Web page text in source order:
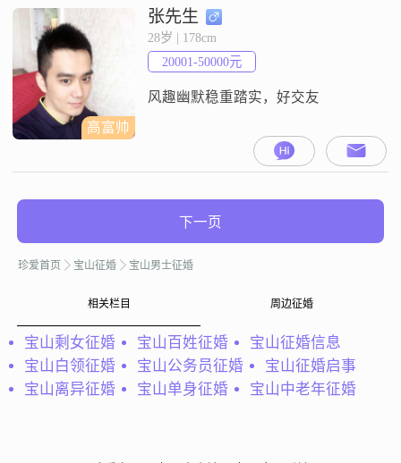
未来##3002##我觉得自己是一个责
任感很强的人，无论是对工作还是
对生活，都会尽心尽力去做好
##3002##性格方面，我比较乐观积
极，外向健谈，
高富帅
张先生
28岁 | 178cm
20001-50000元
风趣幽默稳重踏实，好交友
下一页
珍爱首页 宝山征婚 宝山男士征婚
相关栏目 周边征婚
宝山剩女征婚 宝山百姓征婚
宝山征婚信息
宝山白领征婚
宝山公务员征婚
宝山征婚启事
宝山离异征婚
宝山单身征婚 宝山中老年征婚